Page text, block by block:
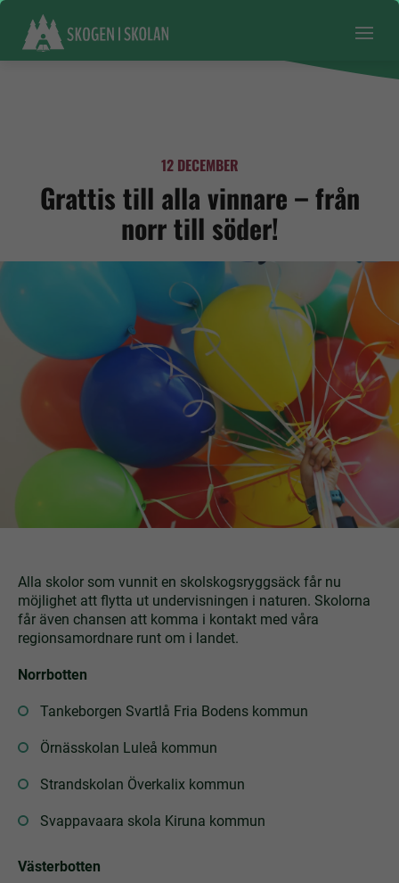
12 DECEMBER
Grattis till alla vinnare – från
norr till söder!
Alla skolor som vunnit en skolskogsryggsäck får nu
möjlighet att flytta ut undervisningen i naturen. Skolorna
får även chansen att komma i kontakt med våra
regionsamordnare runt om i landet.
Norrbotten
Tankeborgen Svartlå Fria Bodens kommun
Örnässkolan Luleå kommun
Strandskolan Överkalix kommun
Svappavaara skola Kiruna kommun
Västerbotten